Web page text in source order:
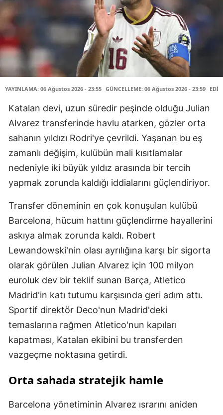
YAYINLAMA: 06 Ağustos 2026 - 23:55 GÜNCELLEME: 06 Ağustos 2026 - 23:59
Katalan devi, uzun süredir peşinde olduğu Julian
Alvarez transferinde havlu atarken, gözler orta
sahanın yıldızı Rodri'ye çevrildi. Yaşanan bu eş
zamanlı değişim, kulübün mali kısıtlamalar
nedeniyle iki büyük yıldız arasında bir tercih
yapmak zorunda kaldığı iddialarını güçlendiriyor.
Transfer döneminin en çok konuşulan kulübü
Barcelona, hücum hattını güçlendirme hayallerini
askıya almak zorunda kaldı. Robert
Lewandowski'nin olası ayrılığına karşı bir sigorta
olarak görülen Julian Alvarez için 100 milyon
euroluk dev bir teklif sunan Barça, Atletico
Madrid'in katı tutumu karşısında geri adım attı.
Sportif direktör Deco'nun Madrid'deki
temaslarına rağmen Atletico'nun kapıları
kapatması, Katalan ekibini bu transferden
vazgeçme noktasına getirdi.
Orta sahada stratejik hamle
Barcelona yönetiminin Alvarez ısrarını aniden